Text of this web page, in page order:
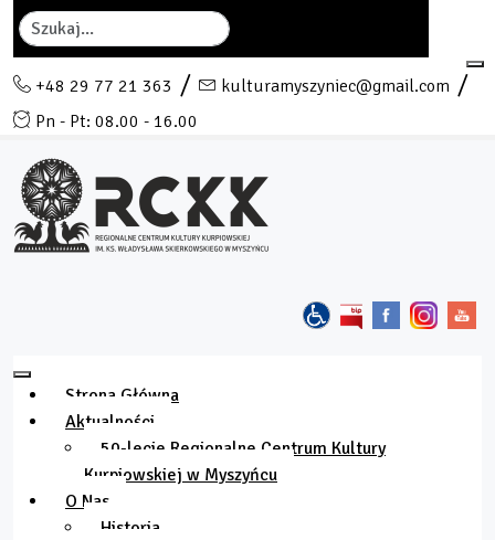
Szukaj
+48 29 77 21 363
kulturamyszyniec@gmail.com
Pn - Pt: 08.00 - 16.00
Strona Główna
Aktualności
50-lecie Regionalne Centrum Kultury
Kurpiowskiej w Myszyńcu
O Nas
Historia